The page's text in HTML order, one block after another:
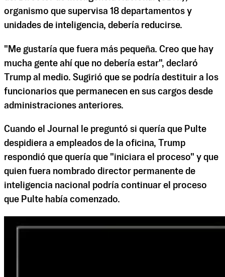
organismo que supervisa 18 departamentos y
unidades de inteligencia, debería reducirse.
"Me gustaría que fuera más pequeña. Creo que hay
mucha gente ahí que no debería estar", declaró
Trump al medio. Sugirió que se podría destituir a los
funcionarios que permanecen en sus cargos desde
administraciones anteriores.
Cuando el Journal le preguntó si quería que Pulte
despidiera a empleados de la oficina, Trump
respondió que quería que "iniciara el proceso" y que
quien fuera nombrado director permanente de
inteligencia nacional podría continuar el proceso
que Pulte había comenzado.